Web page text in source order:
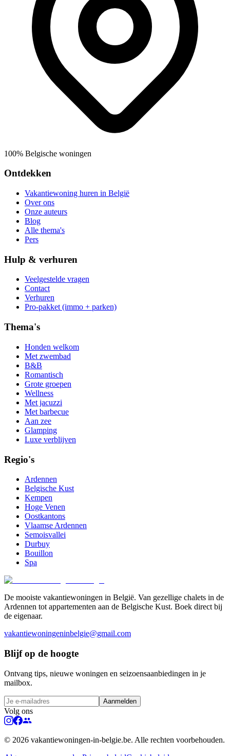
100% Belgische woningen
Ontdekken
Vakantiewoning huren in België
Over ons
Onze auteurs
Blog
Alle thema's
Pers
Hulp & verhuren
Veelgestelde vragen
Contact
Verhuren
Pro-pakket (immo + parken)
Thema's
Honden welkom
Met zwembad
B&B
Romantisch
Grote groepen
Wellness
Met jacuzzi
Met barbecue
Aan zee
Glamping
Luxe verblijven
Regio's
Ardennen
Belgische Kust
Kempen
Hoge Venen
Oostkantons
Vlaamse Ardennen
Semoisvallei
Durbuy
Bouillon
Spa
De mooiste vakantiewoningen in België. Van gezellige chalets in de
Ardennen tot appartementen aan de Belgische Kust. Boek direct bij
de eigenaar.
vakantiewoningeninbelgie@gmail.com
Blijf op de hoogte
Ontvang tips, nieuwe woningen en seizoensaanbiedingen in je
mailbox.
Aanmelden
Volg ons
© 2026 vakantiewoningen-in-belgie.be. Alle rechten voorbehouden.